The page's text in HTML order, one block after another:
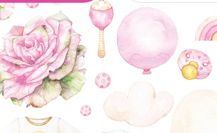
Відділення «Нова пошта» - від 40 ₴
Кур'єром «Нова пошта» - від 60 ₴
При замовленні від 1000 ₴ - безкоштовно